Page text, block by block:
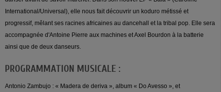
International/Universal), elle nous fait découvrir un koduro métissé et
progressif, mêlant ses racines africaines au dancehall et la tribal pop. Elle sera
accompagnée d'Antoine Pierre aux machines et Axel Bourdon à la batterie
ainsi que de deux danseurs.
PROGRAMMATION MUSICALE :
Antonio Zambujo : « Madera de deriva », album « Do Avesso », et